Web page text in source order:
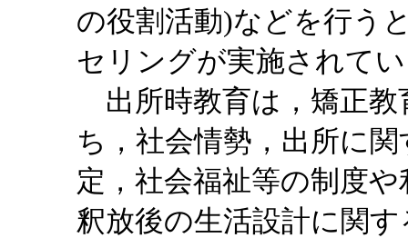
の役割活動)などを行う
セリングが実施されて
出所時教育は，矯正教
ち，社会情勢，出所に
定，社会福祉等の制度
釈放後の生活設計に関